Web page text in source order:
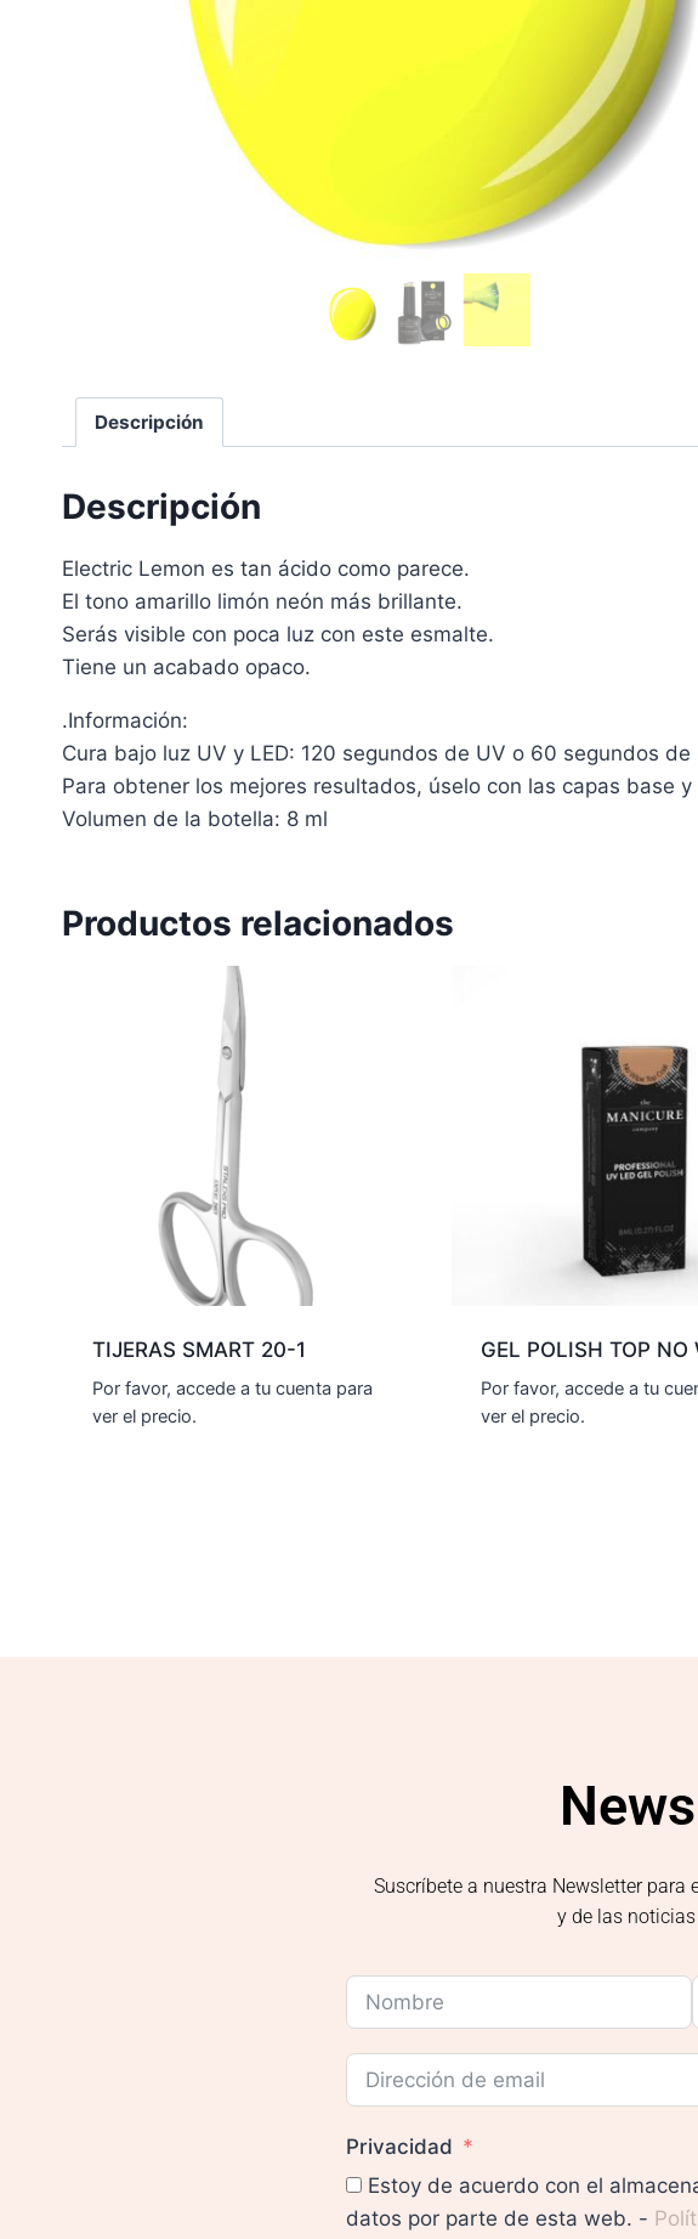
Descripción
Descripción
Electric Lemon es tan ácido como parece.
El tono amarillo limón neón más brillante.
Serás visible con poca luz con este esmalte.
Tiene un acabado opaco.
.Información:
Cura bajo luz UV y LED: 120 segundos de UV o 60 segundos de
Para obtener los mejores resultados, úselo con las capas base
Volumen de la botella: 8 ml
Productos relacionados
TIJERAS SMART 20-1
Por favor, accede a tu cuenta para
ver el precio.
GEL POLISH TOP NO
Por favor, accede a tu
ver el precio.
Suscríbete a nuestra Newsletter
y de las
Privacidad
Estoy de acuerdo con el
datos por parte de esta web. -